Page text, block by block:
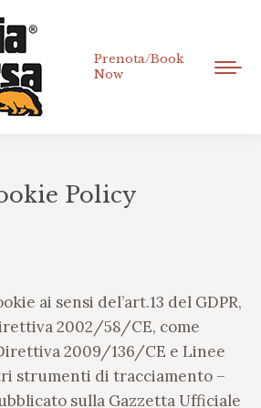
Prenota/Book
Now
Policy
ai sensi del’art.13 del GDPR,
2002/58/CE, come
2009/136/CE e Linee
strumenti di tracciamento –
sulla Gazzetta Ufficiale